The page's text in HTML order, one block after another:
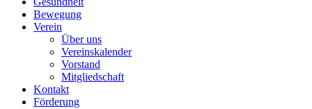
Bewe­gung
Ver­ein
Über uns
Ver­einska­len­der
Vor­stand
Mit­glied­schaft
Kon­takt
För­de­rung